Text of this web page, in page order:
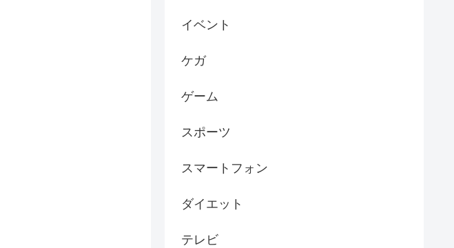
イベント
ケガ
ゲーム
スポーツ
スマートフォン
ダイエット
テレビ